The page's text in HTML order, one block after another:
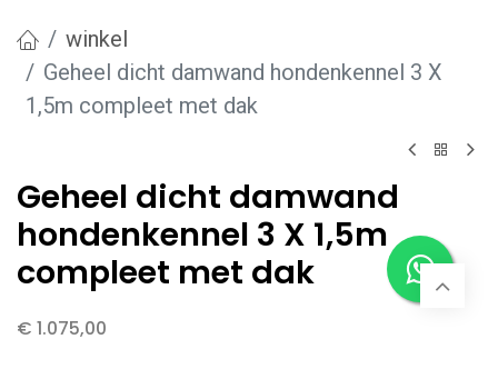
winkel
Geheel dicht damwand hondenkennel 3 X
1,5m compleet met dak
Geheel dicht damwand
hondenkennel 3 X 1,5m
compleet met dak
€ 1.075,00